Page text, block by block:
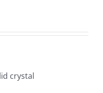
crystal